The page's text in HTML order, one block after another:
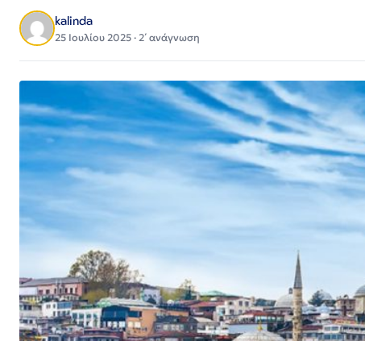
kalinda
25 Ιουλίου 2025 · 2΄ ανάγνωση